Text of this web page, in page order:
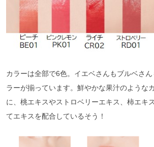
カラーは全部で6色。イエベさんもブルベさ
ラーが揃っています。鮮やかな果汁のような
に、桃エキスやストロベリーエキス、柿エキ
てエキスを配合しているそう！